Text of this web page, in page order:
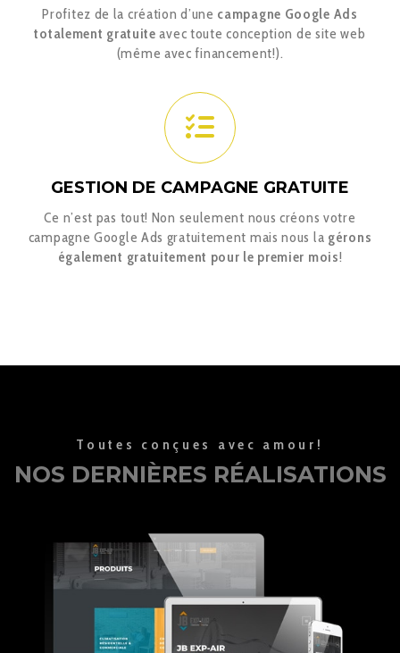
Profitez de la création d’une campagne Google Ads
totalement gratuite avec toute conception de site web
(même avec financement!).
GESTION DE CAMPAGNE GRATUITE
Ce n’est pas tout! Non seulement nous créons votre
campagne Google Ads gratuitement mais nous la gérons
également gratuitement pour le premier mois!
Toutes conçues avec amour!
NOS DERNIÈRES RÉALISATIONS